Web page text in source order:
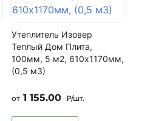
Утеплитель Изовер
Теплый Дом Плита,
100мм, 5 м2, 610х1170мм,
(0,5 м3)
от 1 155.00 ₽/шт.